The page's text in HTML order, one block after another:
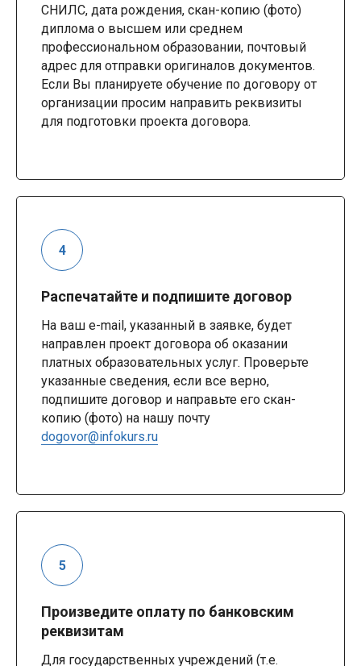
СНИЛС, дата рождения, скан-копию (фото)
диплома о высшем или среднем
профессиональном образовании, почтовый
адрес для отправки оригиналов документов.
Если Вы планируете обучение по договору от
организации просим направить реквизиты
для подготовки проекта договора.
Распечатайте и подпишите договор
На ваш e-mail, указанный в заявке, будет
направлен проект договора об оказании
платных образовательных услуг. Проверьте
указанные сведения, если все верно,
подпишите договор и направьте его скан-
копию (фото) на нашу почту
dogovor@infokurs.ru
Произведите оплату по банковским
реквизитам
Для государственных учреждений (т.е.